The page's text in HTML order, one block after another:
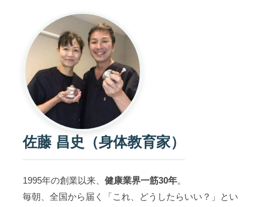
佐藤 昌史（身体教育家）
1995年の創業以来、 健康業界一筋30年。
毎朝、全国から届く「これ、どうしたらいい？」とい